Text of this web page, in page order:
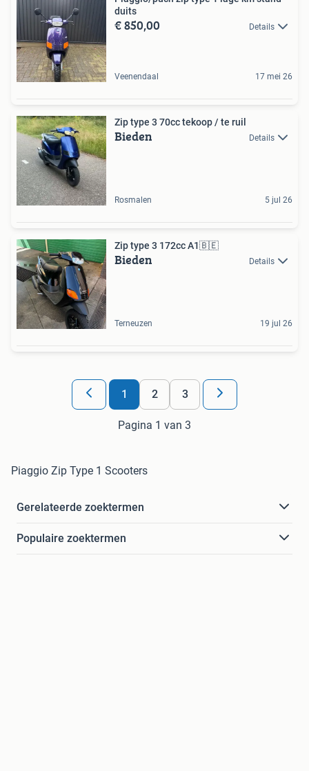
duits
€ 850,00 Details
Veenendaal 17 mei 26
Zip type 3 70cc tekoop / te ruil
Bieden Details
Rosmalen 5 jul 26
Zip type 3 172cc A1🇧🇪
Bieden Details
Terneuzen 19 jul 26
1 2 3
Pagina 1 van 3
Piaggio Zip Type 1 Scooters
Gerelateerde zoektermen
Populaire zoektermen